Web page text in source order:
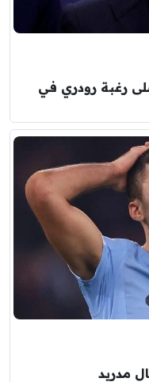
رغبة رودري في
مدريد